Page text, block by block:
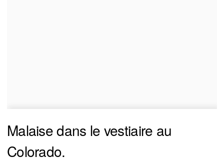
Malaise dans le vestiaire au
Colorado.